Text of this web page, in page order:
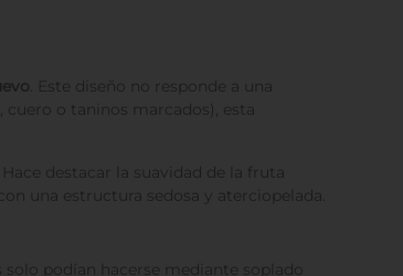
. Este diseño no responde a una
o taninos marcados), esta
destacar la suavidad de la fruta
una estructura sedosa y aterciopelada.
podían hacerse mediante soplado